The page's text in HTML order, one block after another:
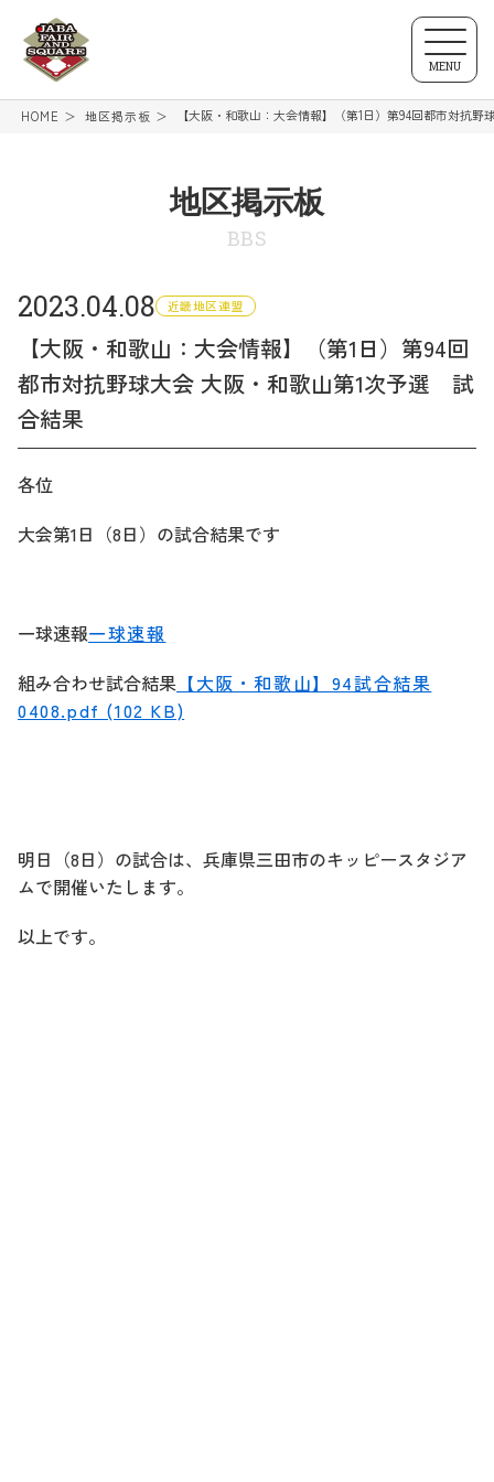
MENU
HOME 地区掲示板 【大阪・和歌山：大会情報】（第1日）第94回都市対抗
地区掲示板
BBS
2023.04.08 近畿地区連盟
【大阪・和歌山：大会情報】（第1日）第94回
都市対抗野球大会 大阪・和歌山第1次予選 試
合結果
各位
大会第1日（8日）の試合結果です
一球速報一球速報
組み合わせ試合結果 【大阪・和歌山】94試合結果
0408.pdf (102 KB)
明日（8日）の試合は、兵庫県三田市のキッピースタジア
ムで開催いたします。
以上です。